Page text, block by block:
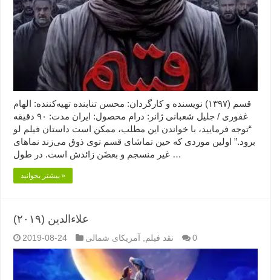
قسم (۱۳۹۷) نویسنده و کارگردان: محسن تنابنده تهیه‌کننده: الهام
غفوری / جلیل شعبانی ژانر: درام محصول: ایران مدت: ۹۰ دقیقه
“توجه فرمایید،‌ با خواندن این مطلب، ممکن است داستان فیلم لو
برود.” اولین موردی که حین تماشای قسم توی ذوق می‌زند نماهای
غیر منسجم و بعضَن زائدش است. در طول …
بیشتر بخوانید »
علاءالدین (۲۰۱۹)
2019-08-24 نقد فیلم آمریکای شمالی 0